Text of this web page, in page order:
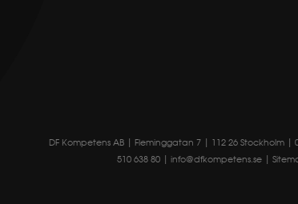
DF Kompetens AB | Fleminggatan 7 | 112 26 Stockholm |
510 638 80 | info@dfkompetens.se